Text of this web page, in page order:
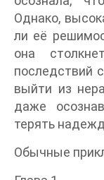
Однако,
ли её
она
последствий
выйти из
даже
терять
Обычные